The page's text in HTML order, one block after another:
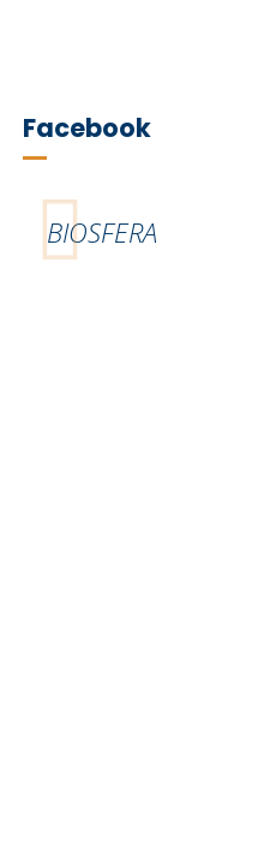
Facebook
BIOSFERA